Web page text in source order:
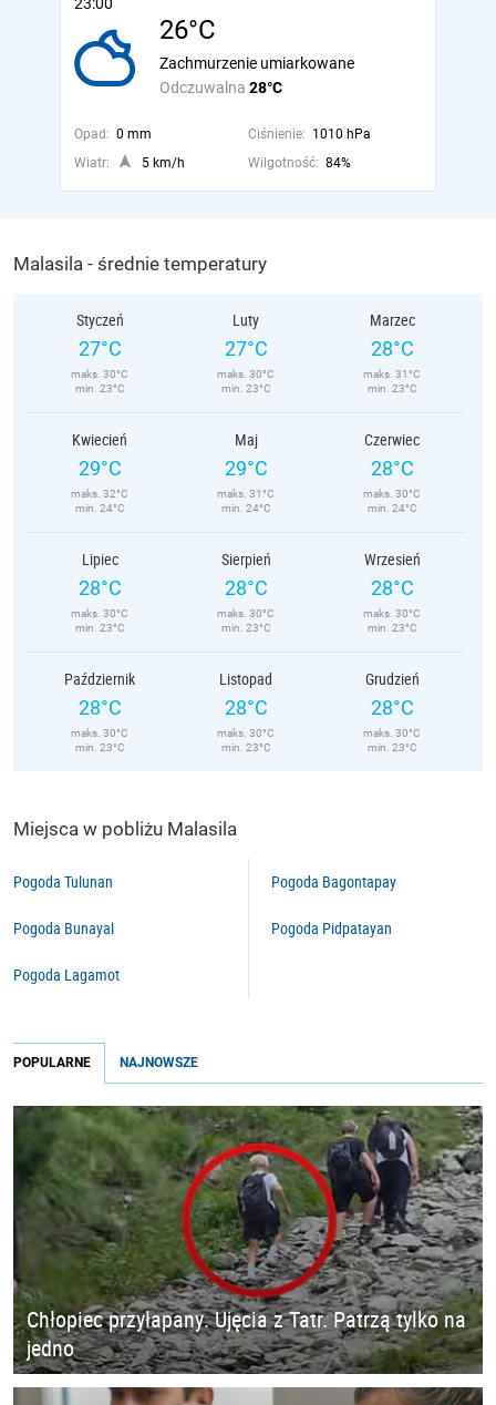
26°C
Odczuwalna 28°C
Zachmurzenie umiarkowane
Opad: 0 mm Ciśnienie: 1010 hPa
Wiatr:
5 km/h Wilgotność: 84%
Malasila - średnie temperatury
Styczeń
27°C
maks. 30°C
min. 23°C
Luty
27°C
maks. 30°C
min. 23°C
Marzec
28°C
maks. 31°C
min. 23°C
Kwiecień
29°C
maks. 32°C
min. 24°C
Maj
29°C
maks. 31°C
min. 24°C
Czerwiec
28°C
maks. 30°C
min. 24°C
Lipiec
28°C
maks. 30°C
min. 23°C
Sierpień
28°C
maks. 30°C
min. 23°C
Wrzesień
28°C
maks. 30°C
min. 23°C
Październik
28°C
maks. 30°C
min. 23°C
Listopad
28°C
maks. 30°C
min. 23°C
Grudzień
28°C
maks. 30°C
min. 23°C
Miejsca w pobliżu Malasila
Pogoda Tulunan
Pogoda Bunayal
Pogoda Lagamot
Pogoda Bagontapay
Pogoda Pidpatayan
POPULARNE NAJNOWSZE
Chłopiec przyłapany. Ujęcia z Tatr. Patrzą tylko na
jedno